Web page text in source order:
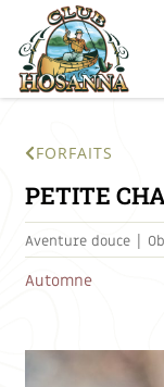
FORFAITS
PETITE
Aventure douce |
Automne